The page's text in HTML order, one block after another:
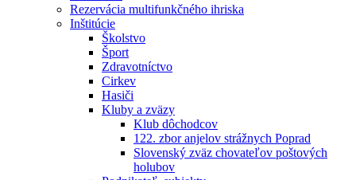
Rezervácia multifunkčného ihriska
Inštitúcie
Školstvo
Šport
Zdravotníctvo
Cirkev
Hasiči
Kluby a zväzy
Klub dôchodcov
122. zbor anjelov strážnych Poprad
Slovenský zväz chovateľov poštových
holubov